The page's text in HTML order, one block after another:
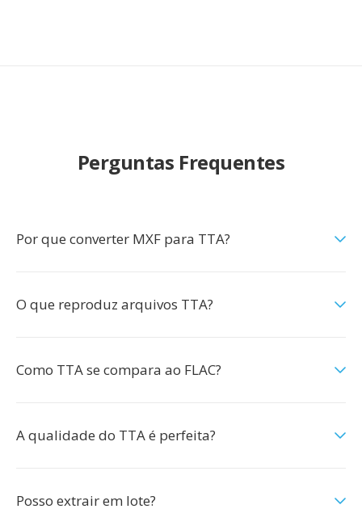
Perguntas Frequentes
Por que converter MXF para TTA?
O que reproduz arquivos TTA?
Como TTA se compara ao FLAC?
A qualidade do TTA é perfeita?
Posso extrair em lote?